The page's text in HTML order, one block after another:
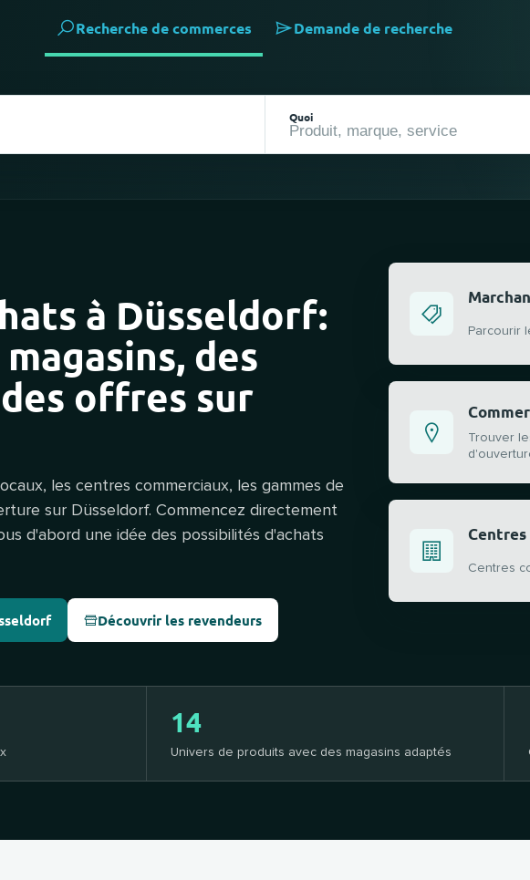
Recherche de commerces Demande de recherche
Quoi
à Düsseldorf:
des
offres sur
les centres commerciaux, les gammes de
sur Düsseldorf. Commencez directement
d'abord une idée des possibilités d'achats
Découvrir les revendeurs
Parcourir
Trouver
Centres
14
Univers de produits avec des magasins adaptés